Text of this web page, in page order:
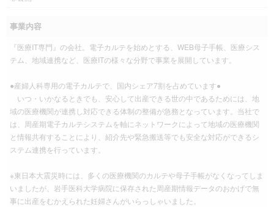
事業内容
『医療IT専門』の会社。電子カルテを始めとする、WEB母子手帳、医療シス
テム、地域連携など、医療ITの様々な分野で事業を展開しています。
●産婦人科専用の電子カルテで、国内シェア7割を占めています●
いつ・いかなるときでも、安心して出産できる世の中であるためには、地
域の医療機関が連携し対応できる体制の整備が急務となっています。当社で
は、周産期電子カルテシステムを軸にネットワークによって地域の医療機関
と情報共有することにより、紹介先や緊急搬送等でも安全な対応ができるシ
ステム連携を行っています。
※東日本大震災時には、多くの医療機関のカルテや母子手帳がなくなってしま
いましたが、岩手医科大学病院に保存された周産期情報データのおかげで無
事に出産をむかえられた妊婦さんがいらっしゃいました。